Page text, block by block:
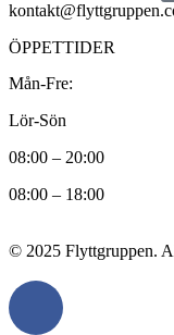
ÖPPETTIDER
Mån-Fre:
Lör-Sön
08:00 – 20:00
08:00 – 18:00
© 2025 Flyttgruppen.